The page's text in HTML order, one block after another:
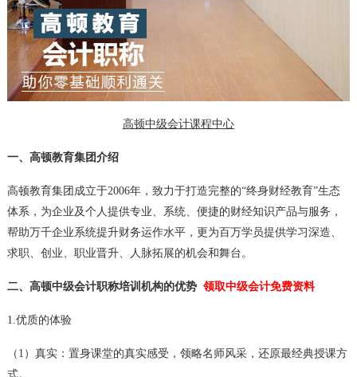
高顿中级会计课程中心
一、高顿教育集团介绍
高顿教育集团成立于2006年，致力于打造完整的“终身财经教育”生态
体系，为企业及个人提供专业、系统、便捷的财经知识产品与服务，
帮助万千企业系统提升财务运作水平，更为百万学员提供学习深造、
求职、创业、职业晋升、人脉拓展的机会和舞台。
二、高顿中级会计职称培训机构的优势 领取中级会计免费资料
1.优质的体验
（1）真实：置身课堂的真实感受，领略名师风采，还原最经典授课方
式。